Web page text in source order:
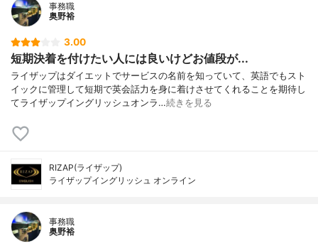
事務職
奥野裕
3.00
短期決着を付けたい人には良いけどお値段が...
ライザップはダイエットでサービスの名前を知っていて、英語でもスト
イックに管理して短期で英会話力を身に着けさせてくれることを期待し
てライザップイングリッシュオンラ…続きを見る
RIZAP(ライザップ)
ライザップイングリッシュ オンライン
事務職
奥野裕